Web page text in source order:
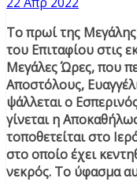
Το πρωί της
του Επιταφίου στις
Μεγάλες Ώρες, που
Αποστόλους,
ψάλλεται ο
γίνεται η
τοποθετείται στο
στο οποίο έχει
νεκρός. Το ύφασμα